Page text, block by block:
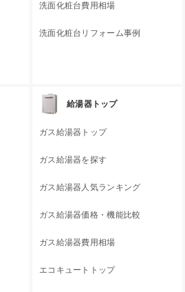
洗面化粧台費用相場
洗面化粧台リフォーム事例
給湯器トップ
ガス給湯器トップ
ガス給湯器を探す
ガス給湯器人気ランキング
ガス給湯器価格・機能比較
ガス給湯器費用相場
エコキュートトップ